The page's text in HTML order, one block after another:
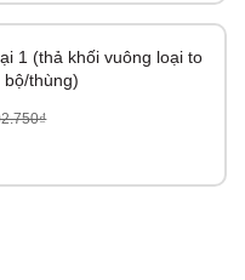
1 (thả khối vuông loại to
bộ/thùng)